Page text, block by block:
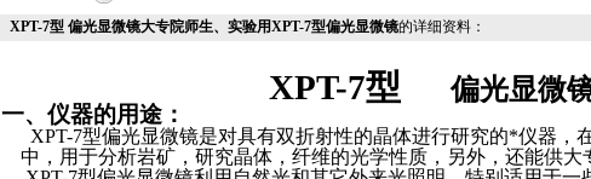
XPT-7型 偏光显微镜大专院师生、实验用XPT-7型偏光显微镜的详细资料：
XPT-7型 偏光显微
一、仪器的用途：
XPT-7型偏光显微镜是对具有双折射性的晶体进行研究的*仪器，
中，用于分析岩矿，研究晶体，纤维的光学性质，另外，还能供大